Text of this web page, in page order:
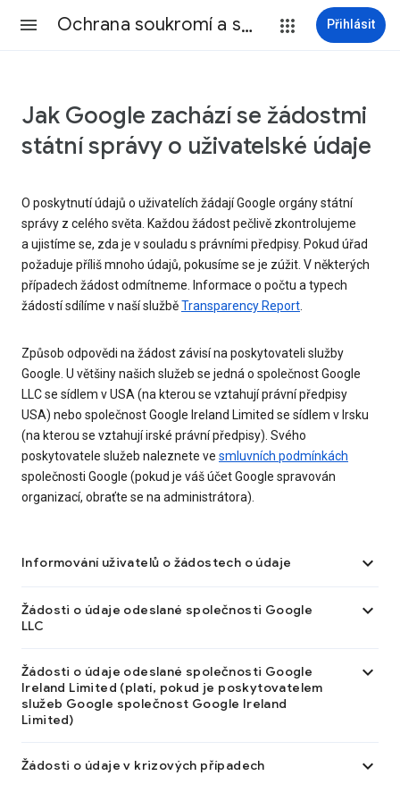
Ochrana soukromí a smluvní podmínky Přihlásit
Jak Google zachází se žádostmi
státní správy o uživatelské údaje
O poskytnutí údajů o uživatelích žádají Google orgány státní
správy z celého světa. Každou žádost pečlivě zkontrolujeme
a ujistíme se, zda je v souladu s právními předpisy. Pokud úřad
požaduje příliš mnoho údajů, pokusíme se je zúžit. V některých
případech žádost odmítneme. Informace o počtu a typech
žádostí sdílíme v naší služběTransparency Report
Způsob odpovědi na žádost závisí na poskytovateli služby
Google. U většiny našich služeb se jedná o společnost Google
LLC se sídlem v USA (na kterou se vztahují právní předpisy
USA) nebo společnost Google Ireland Limited se sídlem v Irsku
(na kterou se vztahují irské právní předpisy). Svého
poskytovatele služeb naleznete ve smluvních podmínkách
společnosti Google (pokud je váš účet Google spravován
organizací, obraťte se na administrátora).
Informování uživatelů o žádostech o údaje 
Žádosti o údaje odeslané společnosti Google
LLC

Žádosti o údaje odeslané společnosti Google
Ireland Limited (platí, pokud je poskytovatelem
služeb Google společnost Google Ireland
Limited)

Žádosti o údaje v krizových případech 